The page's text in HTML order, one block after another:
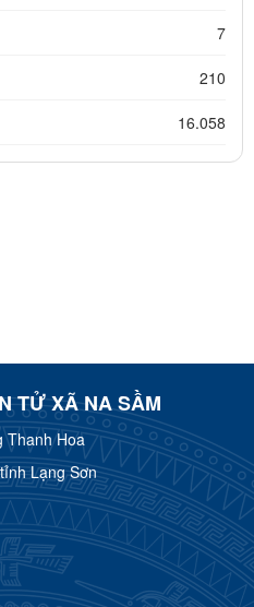
7
210
16.058
TỬ XÃ NA SẦM
Hoa
Lạng Sơn